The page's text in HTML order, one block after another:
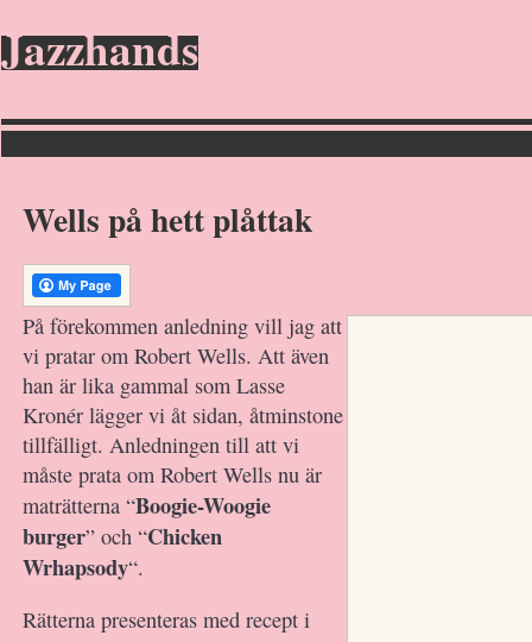
Jazzhands
Wells på hett plåttak
På förekommen anledning vill jag att
vi pratar om Robert Wells. Att även
han är lika gammal som Lasse
Kronér lägger vi åt sidan, åtminstone
tillfälligt. Anledningen till att vi
måste prata om Robert Wells nu är
maträtterna “Boogie-Woogie
burger” och “Chicken
Wrhapsody“.
Rätterna presenteras med recept i